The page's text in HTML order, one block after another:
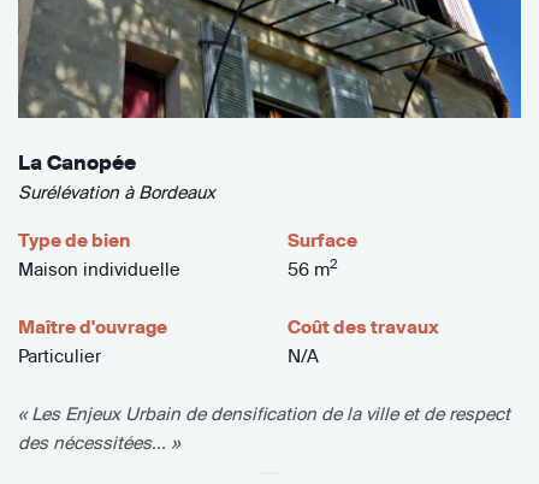
La Canopée
Surélévation à Bordeaux
Type de bien
Maison individuelle
Surface
56 m2
Maître d'ouvrage
Particulier
Coût des travaux
N/A
« Les Enjeux Urbain de densification de la ville et de respect
des nécessitées... »